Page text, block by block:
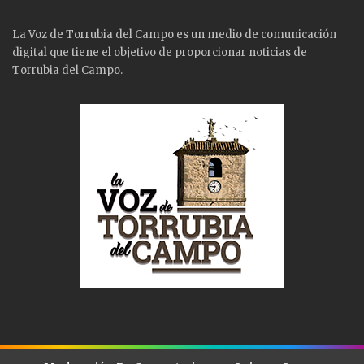
La Voz de Torrubia del Campo es un medio de comunicación
digital que tiene el objetivo de proporcionar noticias de
Torrubia del Campo.